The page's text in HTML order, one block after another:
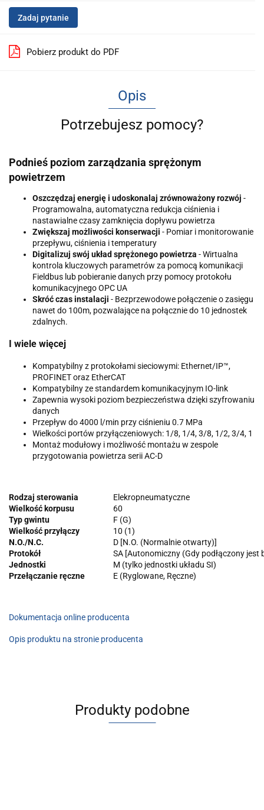
Zadaj pytanie
Pobierz produkt do PDF
Opis
Potrzebujesz pomocy?
Podnieś poziom zarządzania sprężonym
powietrzem
Oszczędzaj energię i udoskonalaj zrównoważony rozwój -
Programowalna, automatyczna redukcja ciśnienia i
nastawialne czasy zamknięcia dopływu powietrza
Zwiększaj możliwości konserwacji - Pomiar i monitorowanie
przepływu, ciśnienia i temperatury
Digitalizuj swój układ sprężonego powietrza - Wirtualna
kontrola kluczowych parametrów za pomocą komunikacji
Fieldbus lub pobieranie danych przy pomocy protokołu
komunikacyjnego OPC UA
Skróć czas instalacji - Bezprzewodowe połączenie o zasięgu
nawet do 100m, pozwalające na połącznie do 10 jednostek
zdalnych.
I wiele więcej
Kompatybilny z protokołami sieciowymi: Ethernet/IP™,
PROFINET oraz EtherCAT
Kompatybilny ze standardem komunikacyjnym IO-link
Zapewnia wysoki poziom bezpieczeństwa dzięki szyfrowaniu
danych
Przepływ do 4000 l/min przy ciśnieniu 0.7 MPa
Wielkości portów przyłączeniowych: 1/8, 1/4, 3/8, 1/2, 3/4, 1
Montaż modułowy i możliwość montażu w zespole
przygotowania powietrza serii AC-D
Rodzaj sterowania
Elekropneumatyczne
Wielkość korpusu
60
Typ gwintu
F (G)
Wielkość przyłączy
10 (1)
N.O./N.C.
D [N.O. (Normalnie otwarty)]
Protokół
SA [Autonomiczny (Gdy podłączony
Jednostki
M (tylko jednostki układu SI)
Przełączanie ręczne
E (Ryglowane, Ręczne)
Dokumentacja online producenta
Opis produktu na stronie producenta
Produkty podobne